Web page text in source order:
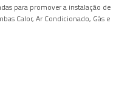
para promover a instalação de
Calor, Ar Condicionado, Gás e